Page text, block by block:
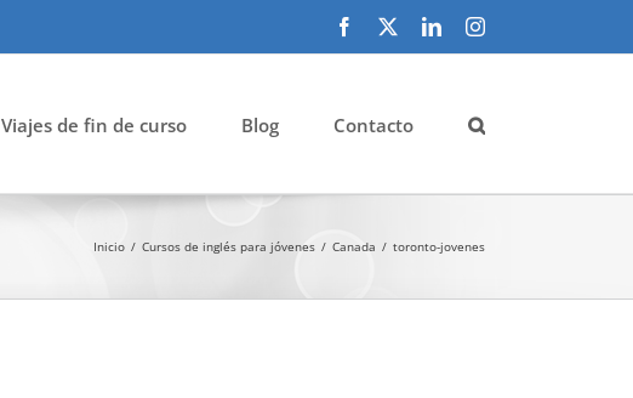
Facebook LinkedInInstagram
Viajes de fin de curso Blog Contacto
Inicio Cursos de inglés para jóvenes Canada toronto-jovenes